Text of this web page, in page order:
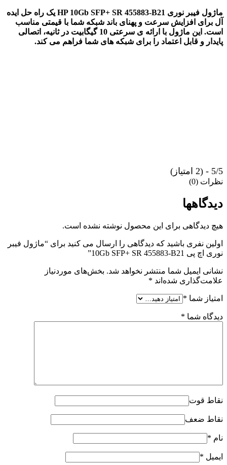
ماژول فیبر نوری HP 10Gb SFP+ SR 455883-B21 یک راه حل ایده
آل برای افزایش سرعت و پهنای باند شبکه شما با قیمتی مناسب
است. این ماژول با ارائه ی سرعتی 10 گیگابیت در ثانیه، اتصالی
پایدار و قابل اعتماد را برای شبکه های شما فراهم می کند.
5/5 - (2 امتیاز)
نظرات (0)
دیدگاهها
هیچ دیدگاهی برای این محصول نوشته نشده است.
اولین نفری باشید که دیدگاهی را ارسال می کنید برای “ماژول فیبر
نوری اچ پی 10Gb SFP+ SR 455883-B21”
نشانی ایمیل شما منتشر نخواهد شد. بخش‌های موردنیاز
علامت‌گذاری شده‌اند *
امتیاز شما *
دیدگاه شما *
نقاط قوت
نقاط ضعف
نام *
ایمیل *